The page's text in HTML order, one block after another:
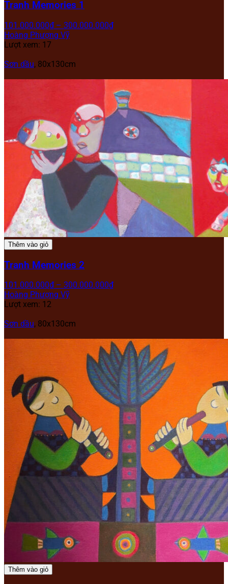
Tranh Memories 1
101.000.000₫ – 300.000.000₫
Hoàng Phượng Vỹ
Lượt xem: 17
Sơn dầu, 80x130cm
Thêm vào giỏ
Tranh Memories 2
101.000.000₫ – 300.000.000₫
Hoàng Phượng Vỹ
Lượt xem: 12
Sơn dầu, 80x130cm
Thêm vào giỏ